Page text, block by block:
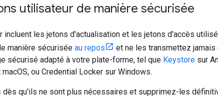
utilisateur de manière sécurisée
incluent les jetons d'actualisation et les jetons d'accès
manière sécurisée au repos
et ne les transmettez
sécurisé adapté à votre plate-forme, tel que Keystore sur
ou Credential Locker sur Windows.
dès qu'ils ne sont plus nécessaires et supprimez-les